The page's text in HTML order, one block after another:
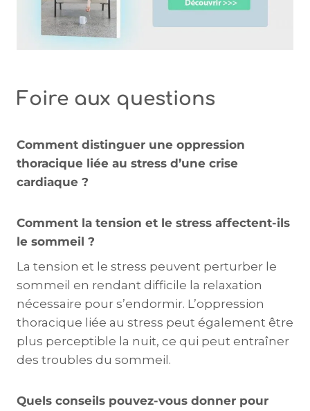
Foire aux questions
Comment distinguer une oppression
thoracique liée au stress d’une crise
cardiaque ?
Comment la tension et le stress affectent-ils
le sommeil ?
La tension et le stress peuvent perturber le
sommeil en rendant difficile la relaxation
nécessaire pour s’endormir. L’oppression
thoracique liée au stress peut également être
plus perceptible la nuit, ce qui peut entraîner
des troubles du sommeil.
Quels conseils pouvez-vous donner pour